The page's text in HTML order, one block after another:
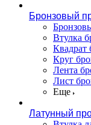
Бронзовый
Втулка
Квадрат
Круг
Лента
Лист
Еще
Латунный